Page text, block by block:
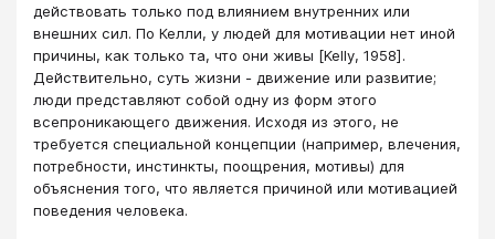
действовать только под влиянием внутренних или
внешних сил. По Келли, у людей для мотивации нет иной
причины, как только та, что они живы [Kelly, 1958].
Действительно, суть жизни - движение или развитие;
люди представляют собой одну из форм этого
всепроникающего движения. Исходя из этого, не
требуется специальной концепции (например, влечения,
потребности, инстинкты, поощрения, мотивы) для
объяснения того, что является причиной или мотивацией
поведения человека.